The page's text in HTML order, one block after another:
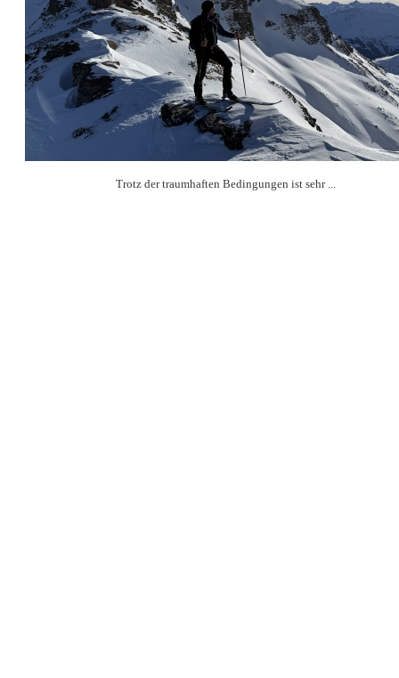
Trotz der traumhaften Bedingungen ist sehr ...